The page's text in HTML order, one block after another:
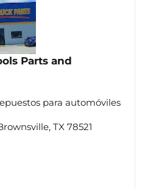
Parts and
para automóviles
TX 78521